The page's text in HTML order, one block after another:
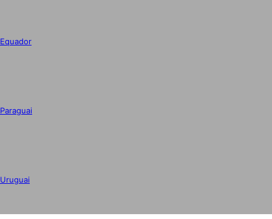
Equador
Paraguai
Uruguai